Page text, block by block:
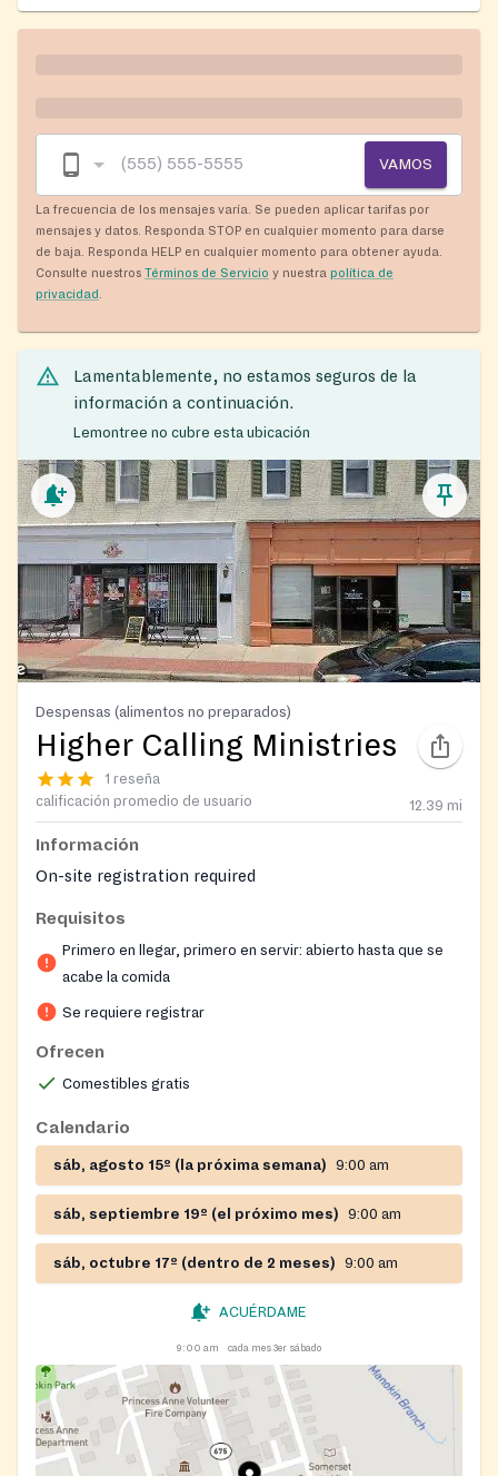
VAMOS
La frecuencia de los mensajes varía. Se pueden aplicar tarifas por
mensajes y datos. Responda STOP en cualquier momento para darse
de baja. Responda HELP en cualquier momento para obtener ayuda.
Consulte nuestros Términos de Servicio y nuestra política de
privacidad
Lamentablemente, no estamos seguros de la
información a continuación.
Lemontree no cubre esta ubicación
Despensas (alimentos no preparados)
Higher Calling Ministries
1 reseña
calificación promedio de usuario
12.39 mi
Información
On-site registration required
Requisitos
Primero en llegar, primero en servir: abierto hasta que se
acabe la comida
Se requiere registrar
Ofrecen
Comestibles gratis
Calendario
sáb, agosto 15º (la próxima semana) 9:00 am
sáb, septiembre 19º (el próximo mes) 9:00 am
sáb, octubre 17º (dentro de 2 meses) 9:00 am
ACUÉRDAME
9:00 am cada mes 3er sábado